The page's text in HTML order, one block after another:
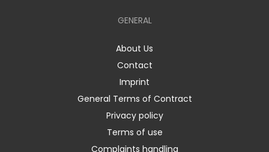
GENERAL
About Us
Contact
Imprint
General Terms of Contract
Privacy policy
Terms of use
Complaints handling